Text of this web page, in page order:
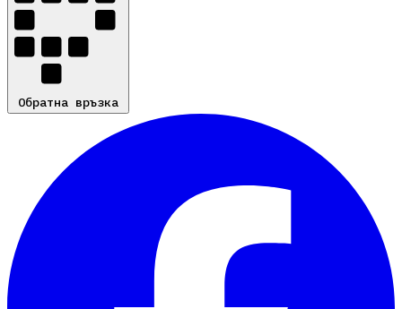
Обратна връзка
Обратна връзка